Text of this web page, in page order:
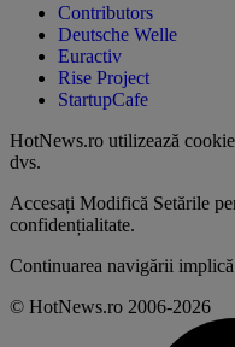
Contributors
Deutsche Welle
Euractiv
Rise Project
StartupCafe
HotNews.ro utilizează
dvs.
Accesați Modifică Setările
confidențialitate.
Continuarea navigării implică
© HotNews.ro 2006-2026